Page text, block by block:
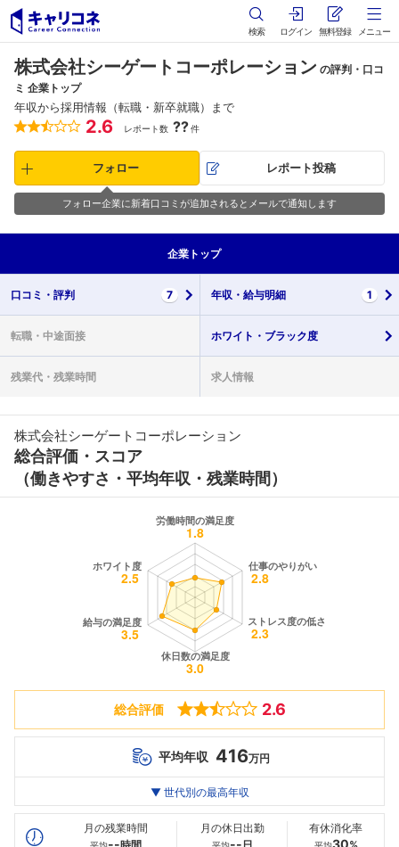
検索 ログイン 無料登録 メニュー
株式会社シーゲートコーポレーション の評判・口コ
ミ 企業トップ
年収から採用情報（転職・新卒就職）まで
2.6 レポート数 ??件
フォロー レポート投稿
フォロー企業に新着口コミが追加されるとメールで通知します
企業 トップ
口コミ・ 評判 7 年収・ 給与明細 1
転職・ 中途面接 ホワイト・ ブラック度
残業代・ 残業時間 求人情報
株式会社シーゲートコーポレーション
総合評価・スコア
（働きやすさ・平均年収・残業時間）
総合評価 2.6
平均年収 416万円
最高年収
20代
416万
30代
--万
--万
▼ 世代別の最高年収
月の残業時間
--
月の休日出勤
--
有休消化率
30